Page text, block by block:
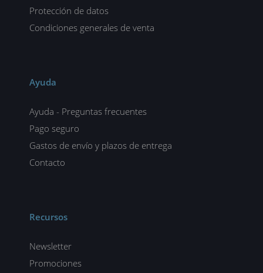
Protección de datos
Condiciones generales de venta
Ayuda
Ayuda - Preguntas frecuentes
Pago seguro
Gastos de envío y plazos de entrega
Contacto
Recursos
Newsletter
Promociones